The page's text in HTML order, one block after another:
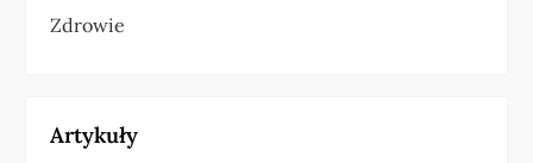
Zdrowie
Artykuły